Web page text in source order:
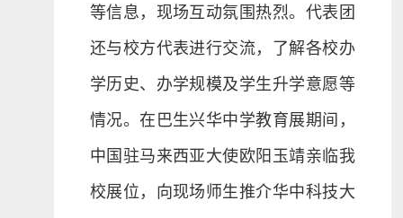
等信息，现场互动氛围热烈。代表团
还与校方代表进行交流，了解各校办
学历史、办学规模及学生升学意愿等
情况。在巴生兴华中学教育展期间，
中国驻马来西亚大使欧阳玉靖亲临我
校展位，向现场师生推介华中科技大